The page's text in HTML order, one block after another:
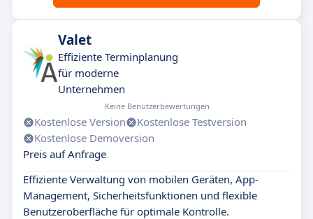
Valet
Effiziente Terminplanung
für moderne
Unternehmen
Keine Benutzerbewertungen
Kostenlose Version
Kostenlose Testversion
Kostenlose Demoversion
Preis auf Anfrage
Effiziente Verwaltung von mobilen Geräten, App-
Management, Sicherheitsfunktionen und flexible
Benutzeroberfläche für optimale Kontrolle.